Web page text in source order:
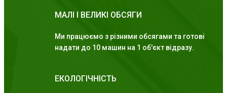
МАЛІ І ВЕЛИКІ ОБСЯГИ
Ми працюємо з різними обсягами та готові
надати до 10 машин на 1 об'єкт відразу.
ЕКОЛОГІЧНІСТЬ